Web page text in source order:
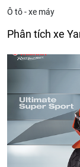
Ô tô - xe máy
Phân tích xe